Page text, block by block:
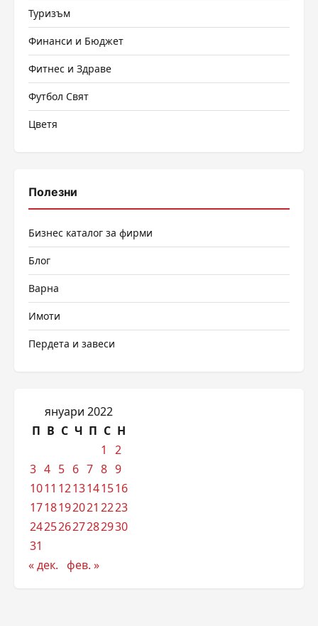
Туризъм
Финанси и Бюджет
Фитнес и Здраве
Футбол Свят
Цветя
Полезни
Бизнес каталог за фирми
Блог
Варна
Имоти
Пердета и завеси
януари 2022
П В С Ч П С Н
1
2
3 4 5 6 7 8 9
1011 1213141516
1718192021 2223
24252627282930
31
« дек. фев. »